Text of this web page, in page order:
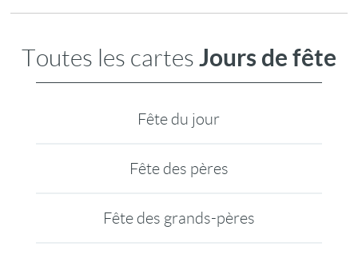
Toutes les cartes Jours de fête
Fête du jour
Fête des pères
Fête des grands-pères